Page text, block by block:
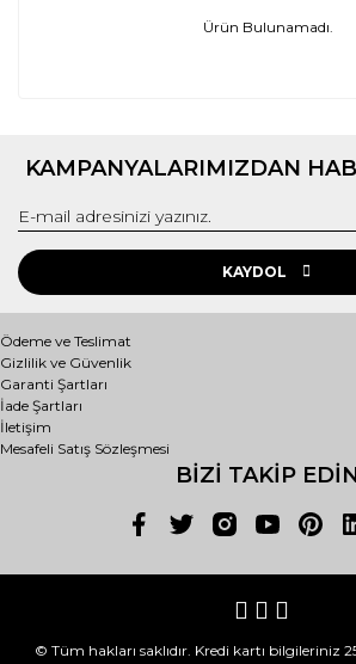
Ürün Bulunamadı.
KAMPANYALARIMIZDAN
KAYDOL
Ödeme ve Teslimat
Gizlilik ve Güvenlik
Garanti Şartları
İade Şartları
İletişim
Mesafeli Satış Sözleşmesi
BİZİ TAKİP
© Tüm hakları saklıdır. Kredi kartı bilgileriniz